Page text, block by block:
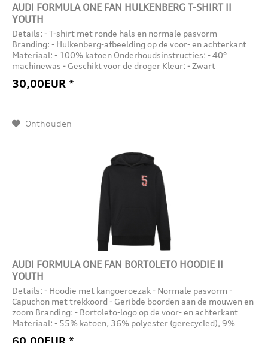
AUDI FORMULA ONE FAN HULKENBERG T-SHIRT II
YOUTH
Details: - T-shirt met ronde hals en normale pasvorm
Branding: - Hulkenberg-afbeelding op de voor- en achterkant
Materiaal: - 100% katoen Onderhoudsinstructies: - 40°
machinewas - Geschikt voor de droger Kleur: - Zwart
30,00EUR *
Onthouden
AUDI FORMULA ONE FAN BORTOLETO HOODIE II
YOUTH
Details: - Hoodie met kangoeroezak - Normale pasvorm -
Capuchon met trekkoord - Geribde boorden aan de mouwen en
zoom Branding: - Bortoleto-logo op de voor- en achterkant
Materiaal: - 55% katoen, 36% polyester (gerecycled), 9%